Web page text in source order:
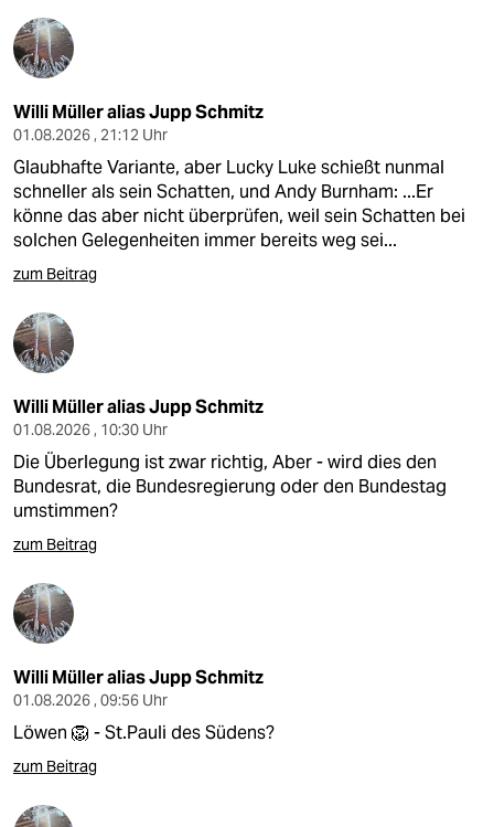
Willi Müller alias Jupp Schmitz
01.08.2026 , 21:12 Uhr
Glaubhafte Variante, aber Lucky Luke schießt nunmal
schneller als sein Schatten, und Andy Burnham: ...Er
könne das aber nicht überprüfen, weil sein Schatten bei
solchen Gelegenheiten immer bereits weg sei...
zum Beitrag
Willi Müller alias Jupp Schmitz
01.08.2026 , 10:30 Uhr
Die Überlegung ist zwar richtig, Aber - wird dies den
Bundesrat, die Bundesregierung oder den Bundestag
umstimmen?
zum Beitrag
Willi Müller alias Jupp Schmitz
01.08.2026 , 09:56 Uhr
Löwen 🦁 - St.Pauli des Südens?
zum Beitrag